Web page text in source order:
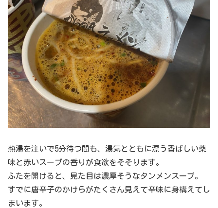
熱湯を注いで5分待つ間も、湯気とともに漂う香ばしい薬
味と赤いスープの香りが食欲をそそります。
ふたを開けると、見た目は濃厚そうなタンメンスープ。
すでに唐辛子のかけらがたくさん見えて辛味に身構えてし
まいます。